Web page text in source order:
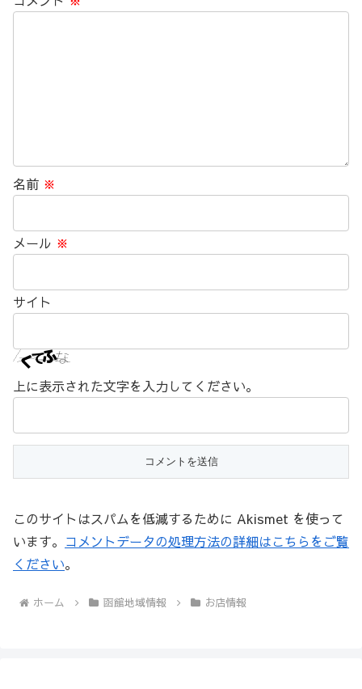
名前 ※
メール ※
サイト
上に表示された文字を入力してください。
このサイトはスパムを低減するために Akismet を使って
います。 コメントデータの処理方法の詳細はこちらをご覧
ください。
ホーム 函館地域情報 お店情報